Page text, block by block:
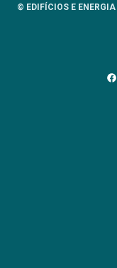
© EDIFÍCIOS E ENERGIA